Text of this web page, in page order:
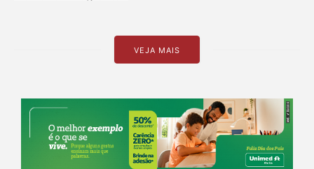
VEJA MAIS